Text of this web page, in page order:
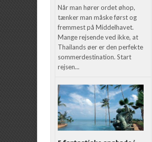
Når man hører ordet øhop,
tænker man måske først og
fremmest på Middelhavet.
Mange rejsende ved ikke, at
Thailands øer er den perfekte
sommerdestination. Start
rejsen...